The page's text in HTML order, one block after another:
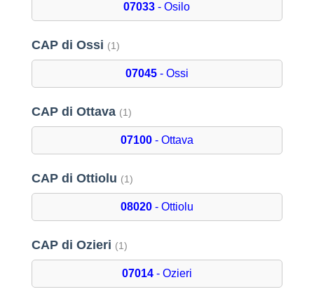
07033 - Osilo
CAP di Ossi (1)
07045- Ossi
CAP di Ottava (1)
07100- Ottava
CAP di Ottiolu (1)
08020- Ottiolu
CAP di Ozieri (1)
07014- Ozieri